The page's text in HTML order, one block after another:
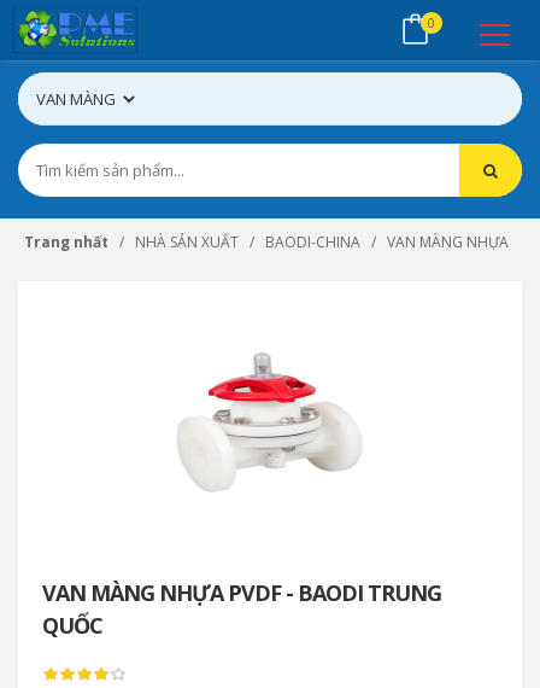
0
Trang nhất NHÀ SẢN XUẤT BAODI-CHINA VAN MÀNG NHỰA
VAN MÀNG NHỰA ​​​​​​​PVDF - BAODI TRUNG
QUỐC